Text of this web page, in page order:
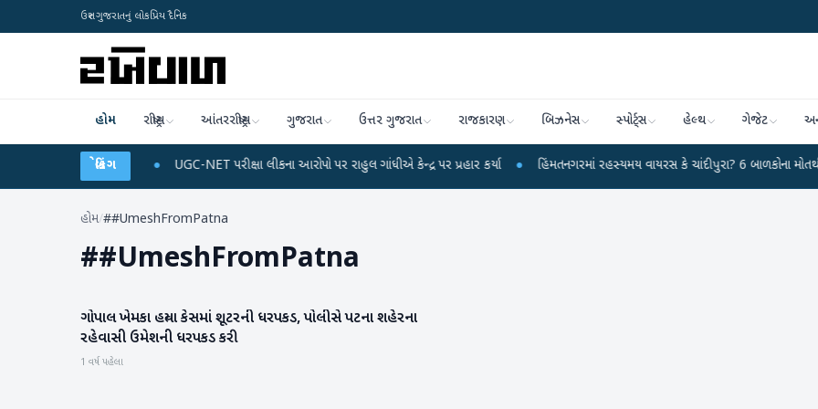
ઉત્તર ગુજરાતનું લોકપ્રિય દૈનિક
હોમ રાષ્ટ્રીય આંતરરાષ્ટ્રીય ગુજરાત ઉત્તર ગુજરાત રાજકારણ બિઝનેસ સ્પોર્ટ્સ હેલ્થ ગેજેટ
બ્રેકિંગ
● UGC-NET પરીક્ષા લીકના આરોપો પર રાહુલ ગાંધીએ કેન્દ્ર પર પ્રહાર કર્યા ● હિંમતનગરમાં રહસ્યમય વાયરસ કે ચાંદીપુરા? 6 બાળકોના મોતથી ફફડાટ
હોમ/##UmeshFromPatna
##UmeshFromPatna
રાષ્ટ્રીય
ગોપાલ ખેમકા હત્યા કેસમાં શૂટરની ધરપકડ, પોલીસે પટના શહેરના
રહેવાસી ઉમેશની ધરપકડ કરી
1 વર્ષ પહેલા